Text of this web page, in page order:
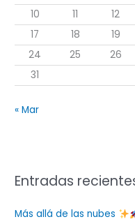
10
11 12
17
18 19
24
25 26
31
« Mar
Entradas
Más allá de las nubes